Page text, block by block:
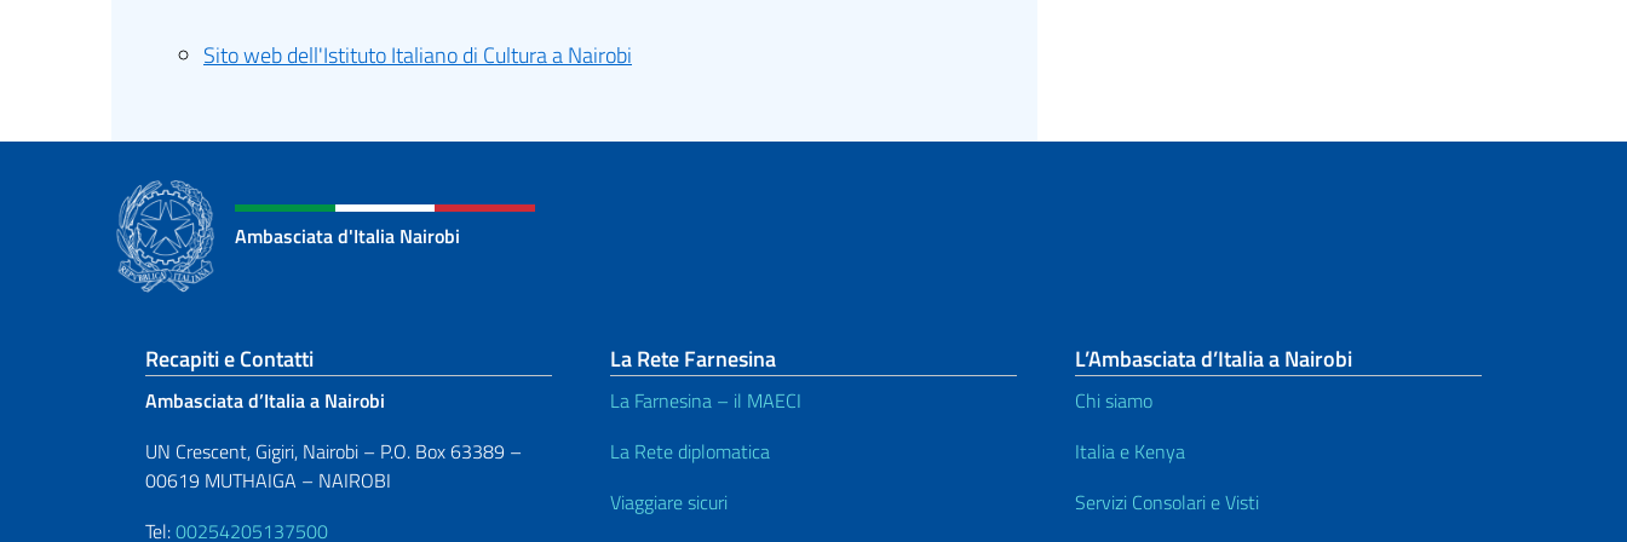
Sito web dell'Istituto Italiano di Cultura a Nairobi
Ambasciata d'Italia Nairobi
Sezione footer
Recapiti e Contatti
Ambasciata d’Italia a Nairobi
UN Crescent, Gigiri, Nairobi – P.O. Box 63389 –
00619 MUTHAIGA – NAIROBI
Tel:00254205137500
La Rete Farnesina
La Farnesina – il MAECI
La Rete diplomatica
Viaggiare sicuri
L’Ambasciata d’Italia a Nairobi
Chi siamo
Italia e Kenya
Servizi Consolari e Visti